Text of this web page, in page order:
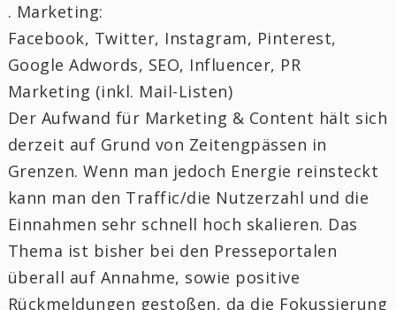
. Marketing:
Facebook, Twitter, Instagram, Pinterest,
Google Adwords, SEO, Influencer, PR
Marketing (inkl. Mail-Listen)
Der Aufwand für Marketing & Content hält sich
derzeit auf Grund von Zeitengpässen in
Grenzen. Wenn man jedoch Energie reinsteckt
kann man den Traffic/die Nutzerzahl und die
Einnahmen sehr schnell hoch skalieren. Das
Thema ist bisher bei den Presseportalen
überall auf Annahme, sowie positive
Rückmeldungen gestoßen, da die Fokussierung